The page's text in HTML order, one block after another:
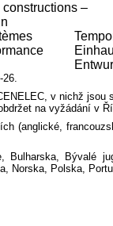
–
26.
v nichž
na vyžádání v
(anglické,
Bulharska, Bývalé
Norska, Polska,